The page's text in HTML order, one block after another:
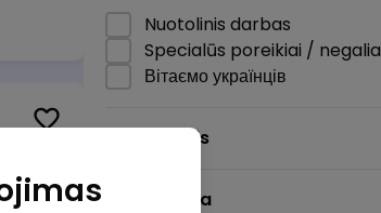
Nuotolinis darbas
Specialūs poreikiai / negalia
Вітаємо українців
Darbo sritis
Darbo vieta